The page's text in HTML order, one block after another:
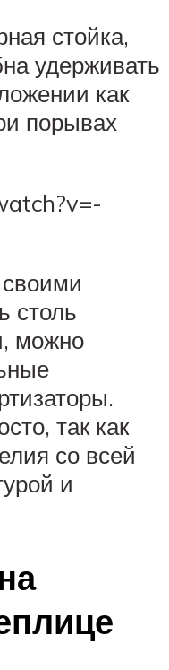
стойка,
удерживать
как
порывах
столь
можно
так как
со всей
и